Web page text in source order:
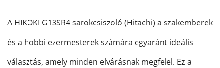
A HIKOKI G13SR4 sarokcsiszoló (Hitachi) a szakemberek
és a hobbi ezermesterek számára egyaránt ideális
választás, amely minden elvárásnak megfelel. Ez a